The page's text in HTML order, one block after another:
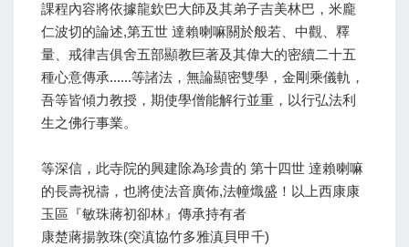
課程內容將依據龍欽巴大師及其弟子吉美林巴，米龐
仁波切的論述,第五世 達賴喇嘛關於般若、中觀、釋
量、戒律吉俱舍五部顯教巨著及其偉大的密續二十五
種心意傳承......等諸法，無論顯密雙學，金剛乘儀軌，
吾等皆傾力教授，期使學僧能解行並重，以行弘法利
生之佛行事業。
等深信，此寺院的興建除為珍貴的 第十四世 達賴喇嘛
的長壽祝禱，也將使法音廣佈,法幢熾盛！以上西康康
玉區『敏珠蔣初卻林』傳承持有者
康楚蔣揚敦珠(突滇協竹多雅滇貝甲千)